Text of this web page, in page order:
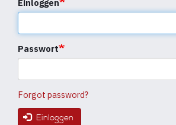
Einloggen
Passwort
Forgot password?
Einloggen